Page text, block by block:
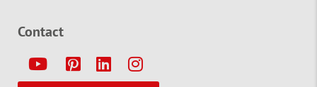
Contact